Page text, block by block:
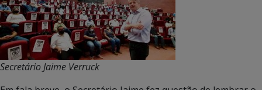
Secretário Jaime Verruck